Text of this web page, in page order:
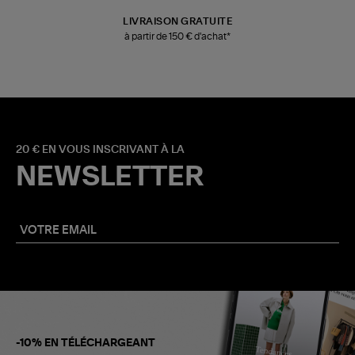
LIVRAISON GRATUITE
à partir de 150 € d'achat*
20 € EN VOUS INSCRIVANT À LA
NEWSLETTER
-10% EN TÉLÉCHARGEANT